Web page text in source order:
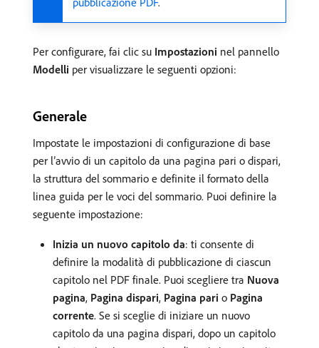
Per configurare, fai clic su Impostazioni nel pannello
Modelli per visualizzare le seguenti opzioni:
Generale
Impostate le impostazioni di configurazione di base
per l’avvio di un capitolo da una pagina pari o dispari,
la struttura del sommario e definite il formato della
linea guida per le voci del sommario. Puoi definire la
seguente impostazione:
Inizia un nuovo capitolo da: ti consente di
definire la modalità di pubblicazione di ciascun
capitolo nel PDF finale. Puoi scegliere tra Nuova
pagina, Pagina dispari, Pagina pari o Pagina
corrente. Se si sceglie di iniziare un nuovo
capitolo da una pagina dispari, dopo un capitolo